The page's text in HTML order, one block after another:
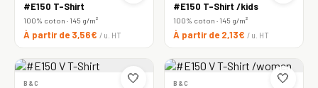
#E150 T-Shirt
100% coton · 145 g/m²
À partir de 3,56€ / u. HT
#E150 T-Shirt /kids
100% coton · 145 g/m²
À partir de 2,13€ / u. HT
🤍
B&C 🤍
B&C